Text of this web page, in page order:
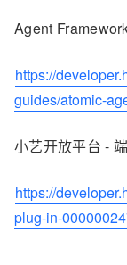
Agent
https://
guides/atomic-
小艺开放平台 -
https://
plug-in-